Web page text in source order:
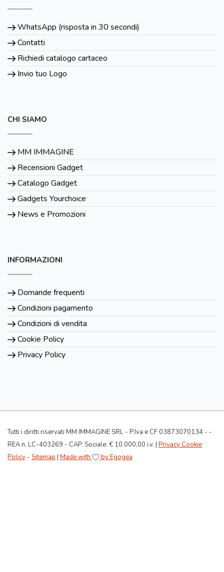
WhatsApp (risposta in 30 secondi)
Contatti
Richiedi catalogo cartaceo
Invio tuo Logo
CHI SIAMO
MM IMMAGINE
Recensioni Gadget
Catalogo Gadget
Gadgets Yourchoice
News e Promozioni
INFORMAZIONI
Domande frequenti
Condizioni pagamento
Condizioni di vendita
Cookie Policy
Privacy Policy
Tutti i diritti riservati MM IMMAGINE SRL - P.Iva e CF 03873070134 - -
REA n. LC-403269 - CAP. Sociale: € 10.000,00 i.v. | Privacy Cookie
Policy - Sitemap | Made with by Egogea